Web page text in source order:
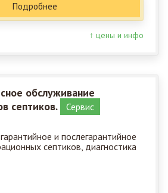
Подробнее
↑ цены и инфо
обслуживание
септиков.
Сервис
и послегарантийное
септиков, диагностика